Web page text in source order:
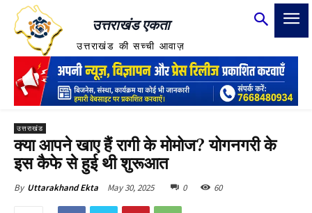
उत्तराखंड एकता
उत्तराखंड की सच्ची आवाज़
उत्तराखंड
क्या आपने खाए हैं रागी के मोमोज? योगनगरी के
इस कैफे से हुई थी शुरूआत
By Uttarakhand Ekta May 30, 2025 0 60